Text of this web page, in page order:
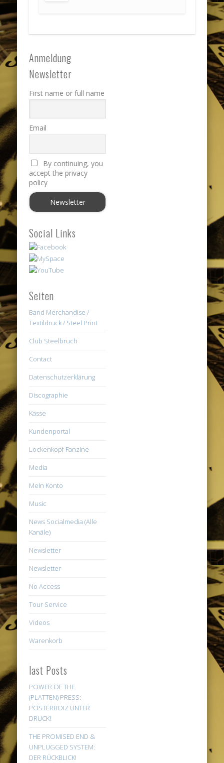
Anmeldung
Newsletter
First name or full name
Email
By continuing, you
accept the privacy
policy
Social Links
Seiten
Band Merchandise /
Textildruck / Steel Print
Club Steelbruch
Contact
Datenschutzerklärung
Discographie
Kasse
Kundenportal
Lockenkopf Fanzine
Media
Mein Konto
Music
News Socialmedia (Alle
Kanäle)
Newsletter
Newsletter
No Access
Tour Service
Videos
Warenkorb
last Posts
POWER OF THE
(PLATTEN) PRESS:
POSTERBOIZ UNTER
DRUCK!
THE PROMISED END &
UNPLUGGED SYSTEM:
DER RÜCKBLICK!